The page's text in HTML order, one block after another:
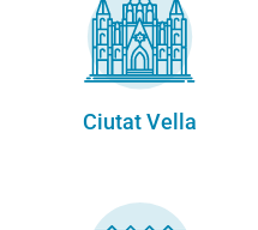
Ciutat Vella